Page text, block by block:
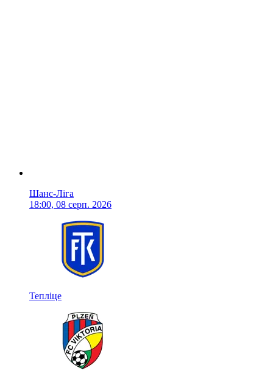
Шанс-Ліга
18:00, 08 серп. 2026
Тепліце